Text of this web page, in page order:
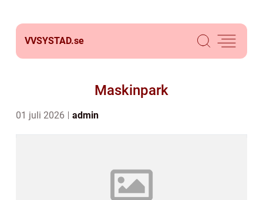
VVSYSTAD.se
Maskinpark
01 juli 2026 admin